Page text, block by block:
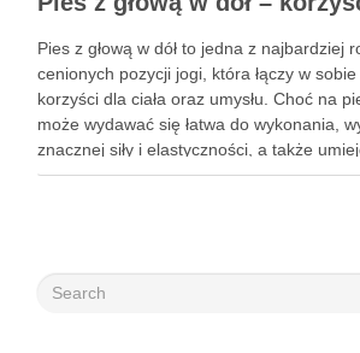
Pies z głową w dół to jedna z najbardziej
cenionych pozycji jogi, która łączy w
korzyści dla ciała oraz umysłu. Choć na
może wydawać się łatwa do wykonania,
znacznej siły i elastyczności, a także
Regularna praktyka tej …